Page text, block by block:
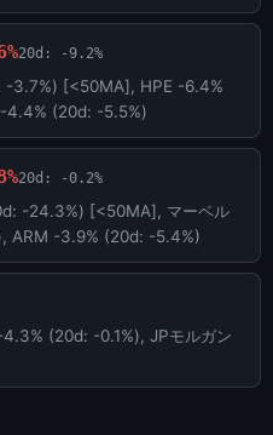
20d: -9.2%
-3.7%) [<50MA], HPE -6.4%
-4.4% (20d: -5.5%)
20d: -0.2%
-24.3%) [<50MA], マーベル
ARM -3.9% (20d: -5.4%)
4.3% (20d: -0.1%), JPモルガン